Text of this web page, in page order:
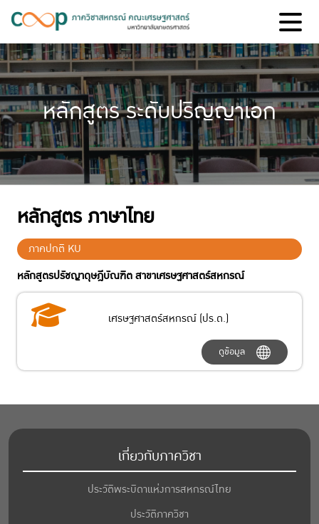
หลักสูตร ระดับปริญญาเอก
หลักสูตร ภาษาไทย
ภาคปกติ KU
หลักสูตรปรัชญาดุษฎีบัณฑิต สาขาเศรษฐศาสตร์สหกรณ์
เศรษฐศาสตร์สหกรณ์ (ปร.ด.)
ดูข้อมูล
เกี่ยวกับภาควิชา
ประวัติพระบิดาแห่งการสหกรณ์ไทย
ประวัติภาควิชา